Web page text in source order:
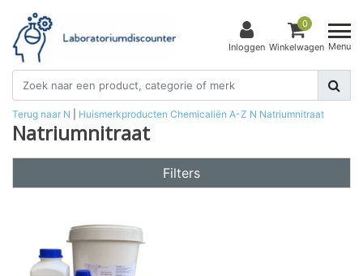
Inloggen
0
Winkelwagen Menu
Terug naar N Huismerkproducten Chemicaliën A-Z N Natriumnitraat
Natriumnitraat
Filters